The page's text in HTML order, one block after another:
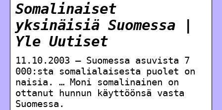
Somalinaiset
yksinäisiä Suomessa |
Yle Uutiset
11.10.2003 — Suomessa asuvista 7
000:sta somalialaisesta puolet on
naisia. … Moni somalinainen on
ottanut hunnun käyttöönsä vasta
Suomessa.